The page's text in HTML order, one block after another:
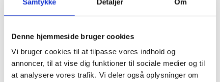
Denne hjemmeside bruger cookies
Vi bruger cookies til at tilpasse vores indhold og
annoncer, til at vise dig funktioner til sociale medier og til
at analysere vores trafik. Vi deler også oplysninger om